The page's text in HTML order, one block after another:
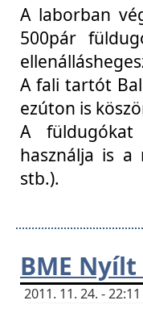
A laborban
500pár
A fali tartót
ezúton is
A füldugókat
használja is a
stb.).
BME
2011. 11. 24. -